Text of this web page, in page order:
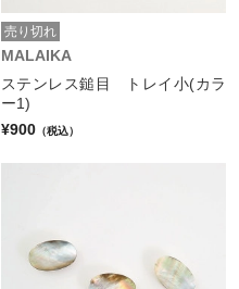
売り切れ
MALAIKA
ステンレス鎚目 トレイ小(カラ
ー1)
¥900 （税込）